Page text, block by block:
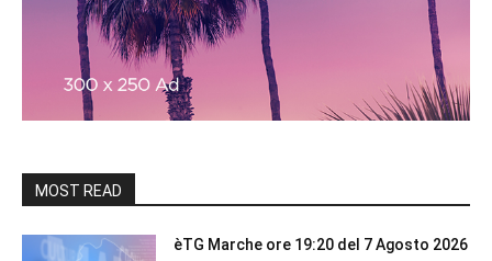
MOST READ
èTG Marche ore 19:20 del 7 Agosto 2026